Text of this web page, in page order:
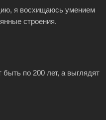
я восхищаюсь умением
строения.
по 200 лет, а выглядят